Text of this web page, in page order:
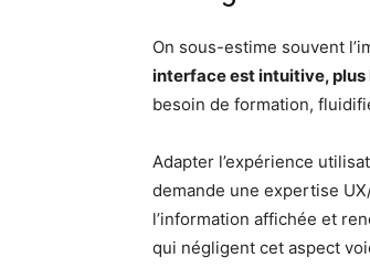
On sous-estime souvent
interface est intuitive, plus
besoin de formation,
Adapter l’expérience
demande une expertise
l’information affichée et
qui négligent cet aspect